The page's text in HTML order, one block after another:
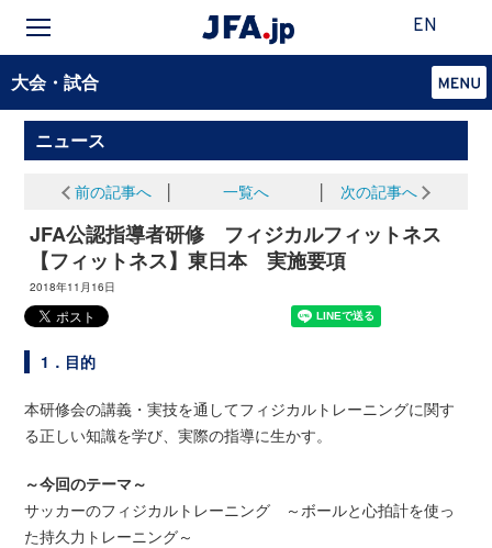
EN
大会・試合
ニュース
前の記事へ 一覧へ 次の記事へ
JFA公認指導者研修 フィジカルフィットネス
【フィットネス】東日本 実施要項
2018年11月16日
1．目的
本研修会の講義・実技を通してフィジカルトレーニングに関す
る正しい知識を学び、実際の指導に生かす。
～今回のテーマ～
サッカーのフィジカルトレーニング ～ボールと心拍計を使っ
た持久力トレーニング～